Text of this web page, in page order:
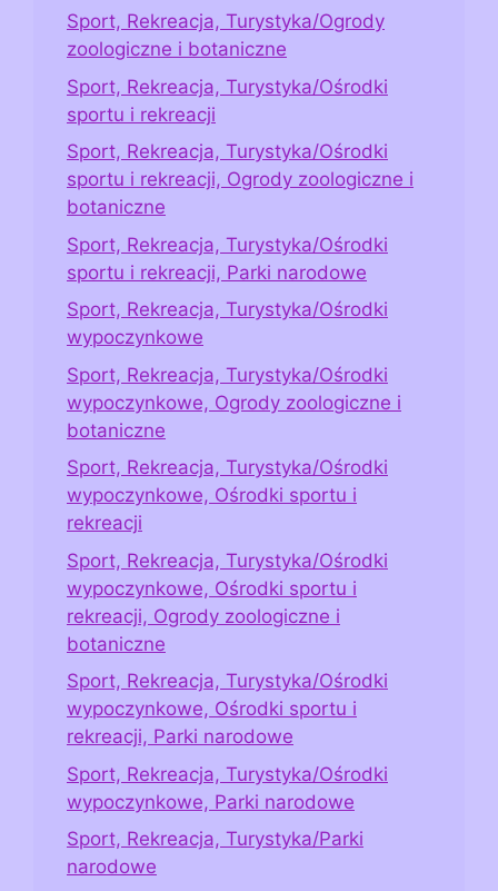
Sport, Rekreacja, Turystyka/Ogrody
zoologiczne i botaniczne
Sport, Rekreacja, Turystyka/Ośrodki
sportu i rekreacji
Sport, Rekreacja, Turystyka/Ośrodki
sportu i rekreacji, Ogrody zoologiczne i
botaniczne
Sport, Rekreacja, Turystyka/Ośrodki
sportu i rekreacji, Parki narodowe
Sport, Rekreacja, Turystyka/Ośrodki
wypoczynkowe
Sport, Rekreacja, Turystyka/Ośrodki
wypoczynkowe, Ogrody zoologiczne i
botaniczne
Sport, Rekreacja, Turystyka/Ośrodki
wypoczynkowe, Ośrodki sportu i
rekreacji
Sport, Rekreacja, Turystyka/Ośrodki
wypoczynkowe, Ośrodki sportu i
rekreacji, Ogrody zoologiczne i
botaniczne
Sport, Rekreacja, Turystyka/Ośrodki
wypoczynkowe, Ośrodki sportu i
rekreacji, Parki narodowe
Sport, Rekreacja, Turystyka/Ośrodki
wypoczynkowe, Parki narodowe
Sport, Rekreacja, Turystyka/Parki
narodowe